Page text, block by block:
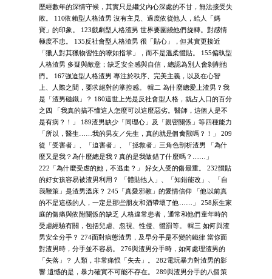
歷經數年的深情守候，其實只是繼父內心深處的不甘，無法接受失
敗。 110依賴型人格渣男 沒有主見、過度依從他人，給人「媽
寶」的印象。 123戲劇型人格渣男 世界要圍繞他們旋轉。對感情
極度不忠。 135反社會型人格渣男 很「貼心」，但其實更接近
「獵人對其獵物習性的瞭如指掌」，而不是溫柔體貼。 155偏執型
人格渣男 多疑與敵意；缺乏安全感與自信，總認為別人會剝削他
們。 167強迫型人格渣男 專注於秩序、完美主義，以及在心智
上、人際之間，要求絕對的掌控感。 輯二 為什麼總愛上渣男？我
是「渣男磁鐵」？ 180這世上光是反社會型人格，就占人口的百分
之四 「我真的搞不懂這人怎麼可以這麼惡劣。醫師，這個人是不
是有病？！」 189渣男缺少「同理心」及「親密關係」等四種能力
「所以，醫生……我的男友／先生，真的就是個禽獸嗎？！」 209
從「受害者」、「迫害者」、「拯救者」三角色剖析渣男 「為什
麼又是我？為什麼總是我？真的是我做錯了什麼嗎？……」
222「為什麼受虐的她，不逃走？」 好女人受的傷最重。 232體貼
的好女孩容易被渣男利用？ 「體貼他人」、「知錯能改」、「自
我鞭策」是渣男溫床？ 245「真愛邪教」的愛情信仰 「他以前真
的不是這樣的人，一定是那些朋友和酒帶壞了他……」 258原生家
庭的傷痛與依附關係的缺乏 人格違常患者，通常和他們童年時的
受虐經驗有關，包括兒虐、忽視、性侵、體罰等。 輯三 如何與渣
男安全分手？ 274面對病態渣男，及早分手是不變的鐵律 當你面
對渣男時，分手並不容易。 276與渣男分手時，如何處理渣男的
「失落」？ 人類，非常痛恨「失去」。 282電玩暴力對渣男的影
響 遺憾的是，暴力確實不可能不存在。 289與渣男分手的八個策